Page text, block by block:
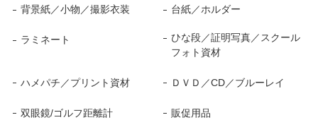
背景紙／小物／撮影衣装 台紙／ホルダー
ラミネート
ひな段／証明写真／スクール
フォト資材
ハメパチ／プリント資材 ＤＶＤ／CD／ブルーレイ
双眼鏡/ゴルフ距離計 販促用品